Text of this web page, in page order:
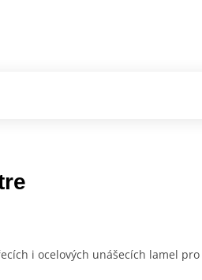
i ocelových unášecích lamel